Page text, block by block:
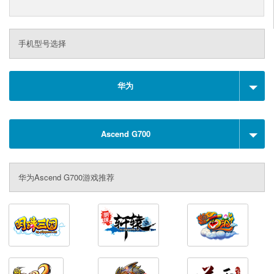
手机型号选择
华为
Ascend G700
华为Ascend G700游戏推荐